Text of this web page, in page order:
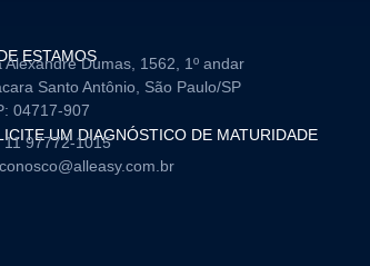
ESTAMOS
Alexandre Dumas, 1562, 1º andar
Santo Antônio, São Paulo/SP
04717-907
UM DIAGNÓSTICO DE MATURIDADE
11 97772-1015